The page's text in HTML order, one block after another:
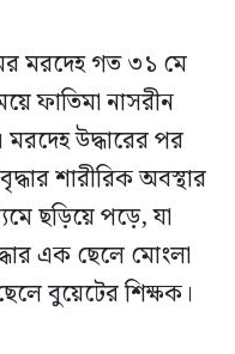
মরদেহ গত ৩১ মে
ফাতিমা নাসরীন
উদ্ধারের পর
শারীরিক অবস্থার
ছড়িয়ে পড়ে, যা
এক ছেলে মোংলা
বুয়েটের শিক্ষক।